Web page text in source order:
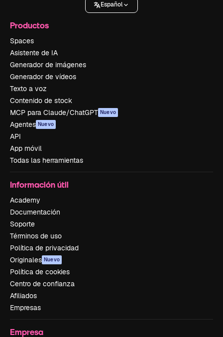
Español
Productos
Spaces
Asistente de IA
Generador de imágenes
Generador de vídeos
Texto a voz
Contenido de stock
MCP para Claude/ChatGPT Nuevo
Agentes Nuevo
API
App móvil
Todas las herramientas
Información útil
Academy
Documentación
Soporte
Términos de uso
Política de privacidad
Originales Nuevo
Política de cookies
Centro de confianza
Afiliados
Empresas
Empresa